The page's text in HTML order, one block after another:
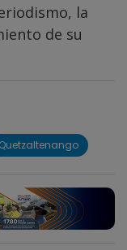
la
de su
Quetzaltenango